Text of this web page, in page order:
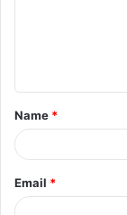
t
*
Name *
Email *